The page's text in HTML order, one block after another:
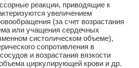
реакции, приводящие к
увеличением
(за счет возрастания
или учащения сердечных
систолическом объеме),
сопротивления в
и возрастания вязкости
циркулирующей крови и др.